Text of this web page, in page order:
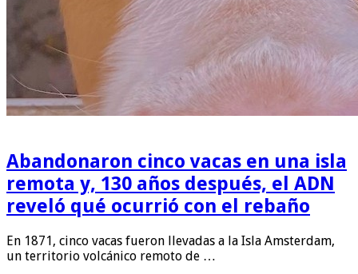
Abandonaron cinco vacas en una isla
remota y, 130 años después, el ADN
reveló qué ocurrió con el rebaño
En 1871, cinco vacas fueron llevadas a la Isla Amsterdam,
un territorio volcánico remoto de …